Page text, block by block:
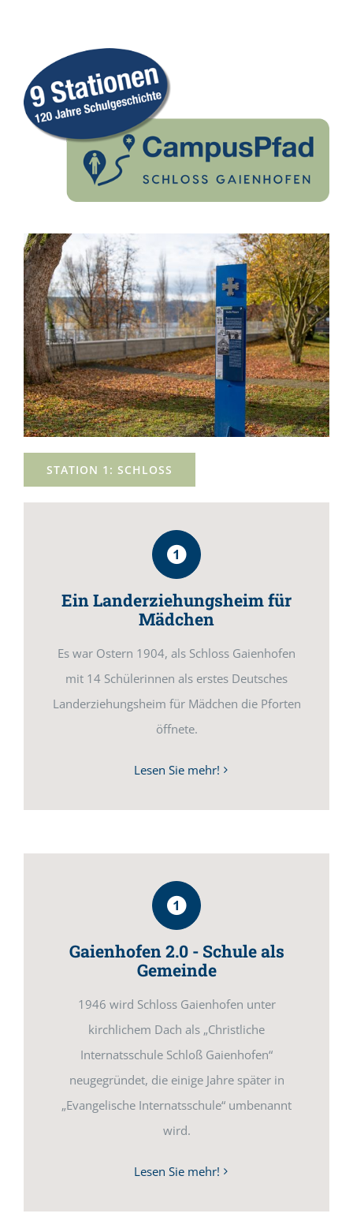
STATION 1: SCHLOSS
Ein Landerziehungsheim für
Mädchen
Es war Ostern 1904, als Schloss Gaienhofen
mit 14 Schülerinnen als erstes Deutsches
Landerziehungsheim für Mädchen die Pforten
öffnete.
Lesen Sie mehr!
Gaienhofen 2.0 - Schule als
Gemeinde
1946 wird Schloss Gaienhofen unter
kirchlichem Dach als „Christliche
Internatsschule Schloß Gaienhofen“
neugegründet, die einige Jahre später in
„Evangelische Internatsschule“ umbenannt
wird.
Lesen Sie mehr!